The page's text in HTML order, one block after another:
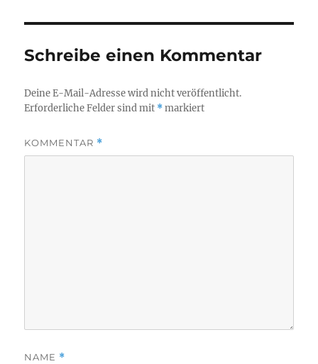
Schreibe einen Kommentar
Deine E-Mail-Adresse wird nicht veröffentlicht.
Erforderliche Felder sind mit *markiert
KOMMENTAR *
NAME *